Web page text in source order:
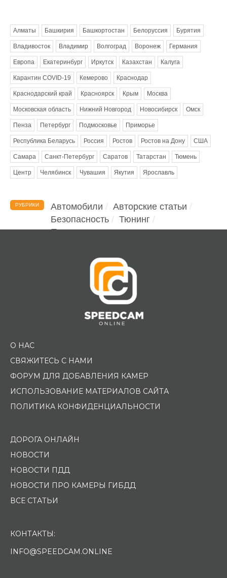
Алматы Башкирия Башкортостан Белоруссия Бурятия
Владивосток Владимир Волгоград Воронеж Германия
Европа Екатеринбург Иркутск Казахстан Калуга
Карантин COVID-19 Кемерово Краснодар
Краснодарский край Красноярск Крым Москва
Московская область Нижний Новгород Новосибирск Омск
Пенза Петербург Подмосковье Приморье
Республика Беларусь Россия Ростов Ростов на Дону США
Самара Санкт-Петербург Саратов Татарстан Тюмень
Центр Челябинск Чувашия Якутия Ярославль
РУБРИКИ Автомобили
Авторские статьи
Безопасность
Тюнинг
Помощь водителю
О НАС
СВЯЖИТЕСЬ С НАМИ
ФОРУМ ДЛЯ ДОБАВЛЕНИЯ КАМЕР
ИСПОЛЬЗОВАНИЕ МАТЕРИАЛОВ САЙТА
ПОЛИТИКА КОНФИДЕНЦИАЛЬНОСТИ
ДОРОГА ОНЛАЙН
НОВОСТИ
НОВОСТИ ПДД
НОВОСТИ ПРО КАМЕРЫ ГИБДД
ВСЕ СТАТЬИ
КОНТАКТЫ:
INFO@SPEEDCAM.ONLINE